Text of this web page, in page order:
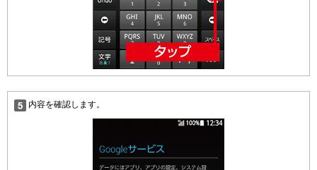
内容を確認します。